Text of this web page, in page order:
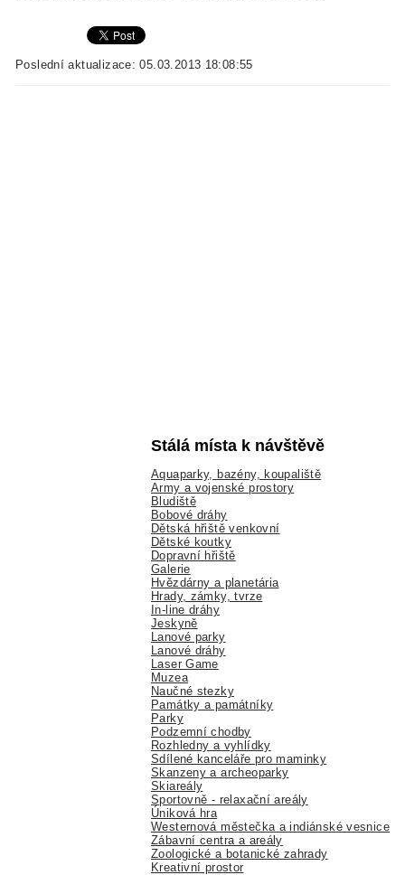
Poslední aktualizace: 05.03.2013 18:08:55
Stálá místa k návštěvě
Aquaparky, bazény, koupaliště
Army a vojenské prostory
Bludiště
Bobové dráhy
Dětská hřiště venkovní
Dětské koutky
Dopravní hřiště
Galerie
Hvězdárny a planetária
Hrady, zámky, tvrze
In-line dráhy
Jeskyně
Lanové parky
Lanové dráhy
Laser Game
Muzea
Naučné stezky
Památky a památníky
Parky
Podzemní chodby
Rozhledny a vyhlídky
Sdílené kanceláře pro maminky
Skanzeny a archeoparky
Skiareály
Sportovně - relaxační areály
Úniková hra
Westernová městečka a indiánské vesnice
Zábavní centra a areály
Zoologické a botanické zahrady
Kreativní prostor